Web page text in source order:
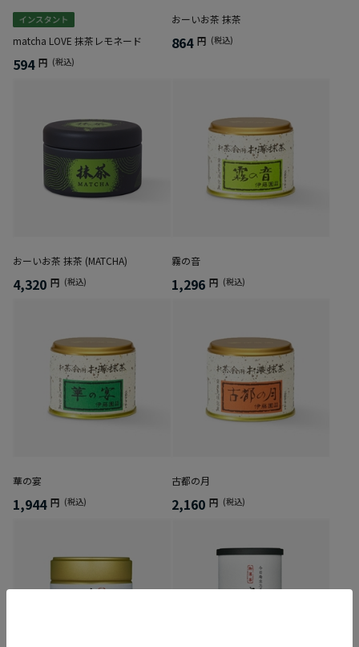
matcha LOVE 抹茶レモネード
594 円 (税込)
おーいお茶 抹茶
864 円 (税込)
おーいお茶 抹茶 (MATCHA)
4,320 円 (税込)
霧の音
1,296 円 (税込)
華の宴
1,944 円 (税込)
古都の月
2,160 円 (税込)